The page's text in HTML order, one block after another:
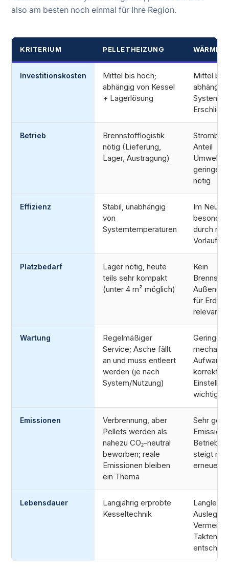
also am besten noch einmal für Ihre Region.
KRITERIUM PELLETHEIZUNG
Investitionskosten
Mittel bis hoch;
abhängig von Kessel
+ Lagerlösung
Mittel bis
abhängig
Betrieb
Brennstofflogistik
nötig (Lieferung,
Lager, Austragung)
Anteil
geringer
nötig
Effizienz
Stabil, unabhängig
von
Systemtemperaturen
Im
durch
Platzbedarf
Lager nötig, heute
teils sehr kompakt
(unter 4 m² möglich)
Kein
für
relevant
Wartung
Regelmäßiger
Service; Asche fällt
an und muss entleert
werden (je nach
System/Nutzung)
Aufwand,
korrekte
wichtig
Emissionen
Verbrennung, aber
Pellets werden als
nahezu CO₂-neutral
beworben; reale
Emissionen bleiben
ein Thema
Sehr
Betrieb;
steigt mit
Lebensdauer
Langjährig erprobte
Kesseltechnik
Takten